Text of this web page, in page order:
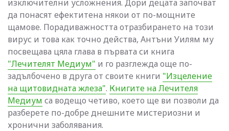
изключителни усложнения. Дори децата започват
да понасят ефектитена някои от по-мощните
щамове. Порадиважността отразбирането на този
вирус и това как точно действа, Антъни Уилям му
посвещава цяла глава в първата си книга
"Лечителят Медиум" и го разглежда още по-
задълбочено в друга от своите книги "Изцеление
на щитовидната жлеза". Книгите на Лечителя
Медиум са водещо четиво, което ще ви позволи да
разберете по-добре днешните мистериозни и
хронични заболявания.